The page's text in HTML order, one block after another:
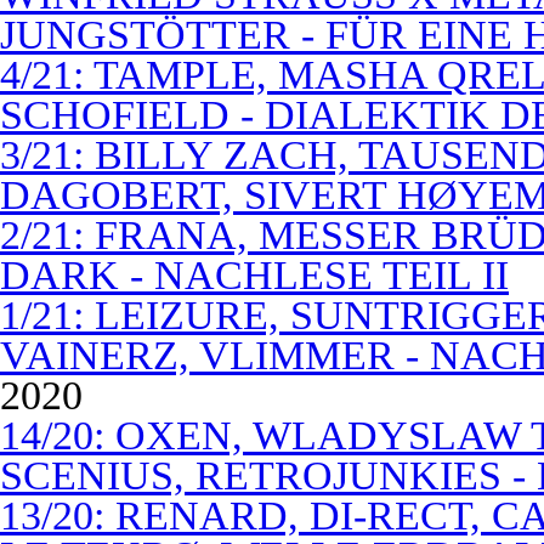
JUNGSTÖTTER - FÜR EINE
4/21: TAMPLE, MASHA
SCHOFIELD - DIALEKTIK
3/21: BILLY ZACH,
DAGOBERT, SIVERT
2/21: FRANA, MESSER
DARK - NACHLESE TEIL II
1/21: LEIZURE,
VAINERZ, VLIMMER -
2020
14/20: OXEN, WLADYSLAW
SCENIUS, RETROJUNKIES
13/20: RENARD, DI-RECT,